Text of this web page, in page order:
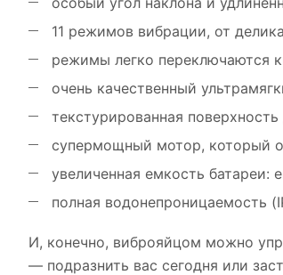
11 режимов вибрации, от
режимы легко переключаются
очень качественный
текстурированная
супермощный мотор, который
увеличенная емкость
полная водонепроницаемость
И, конечно, виброяйцом можно
— подразнить вас сегодня или